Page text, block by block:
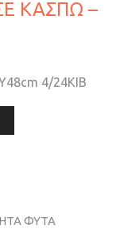
ΚΑΣΠΩ –
4/24ΚΙΒ
ΦΥΤΑ